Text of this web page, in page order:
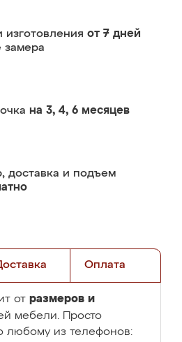
изготовления от 7 дней
замера
на 3, 4, 6 месяцев
доставка и подъем
Оплата
от размеров и
мебели. Просто
любому из телефонов: